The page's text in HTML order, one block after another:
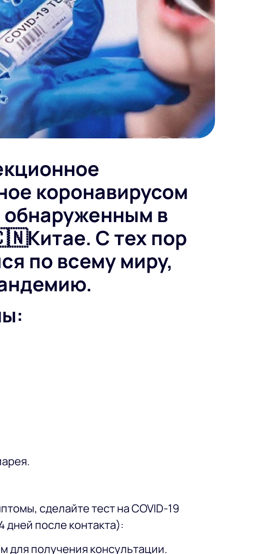
коронавирусом
обнаруженным в
С тех пор
по всему миру,
сделайте тест на COVID-19
дней после контакта):
для получения консультации.